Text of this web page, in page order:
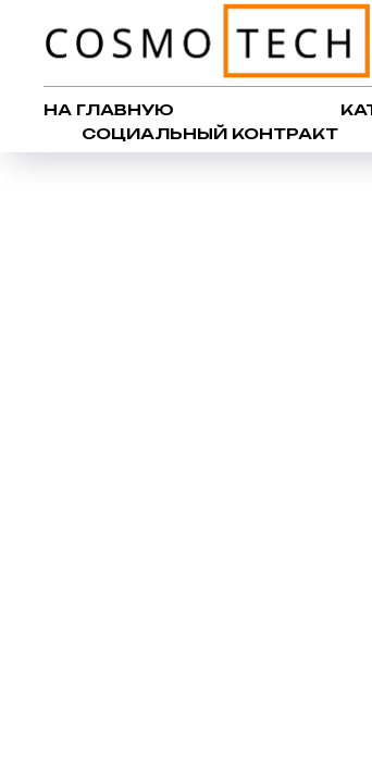
НА ГЛАВНУЮ
СОЦИАЛЬНЫЙ КОНТРАКТ